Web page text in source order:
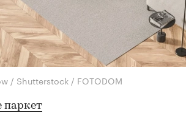
/ Shutterstock / FOTODOM
паркет